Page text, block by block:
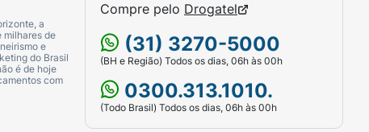
a
milhares de
e
do Brasil
é de hoje
com
Compre pelo Drogatel
(31) 3270-5000
(BH e Região) Todos os dias, 06h às 00h
0300.313.1010.
(Todo Brasil) Todos os dias, 06h às 00h